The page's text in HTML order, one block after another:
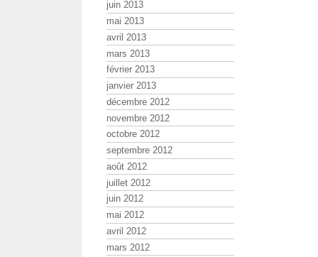
juin 2013
mai 2013
avril 2013
mars 2013
février 2013
janvier 2013
décembre 2012
novembre 2012
octobre 2012
septembre 2012
août 2012
juillet 2012
juin 2012
mai 2012
avril 2012
mars 2012